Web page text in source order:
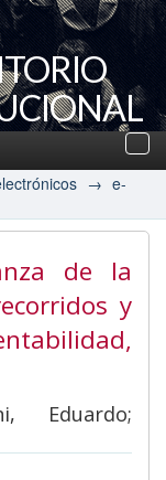
→ e-
de la
y
,
Eduardo;